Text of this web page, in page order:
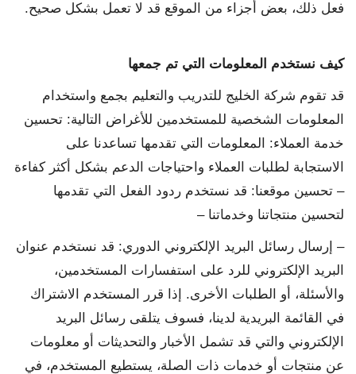
فعل ذلك، بعض أجزاء من الموقع قد لا تعمل بشكل صحيح.
كيف نستخدم المعلومات التي تم جمعها
قد تقوم شركة الخليج للتدريب والتعليم بجمع واستخدام
المعلومات الشخصية للمستخدمين للأغراض التالية: تحسين
خدمة العملاء: المعلومات التي تقدمها تساعدنا على
الاستجابة لطلبات العملاء واحتياجات الدعم بشكل أكثر كفاءة
– تحسين موقعنا: قد نستخدم ردود الفعل التي تقدمها
لتحسين منتجاتنا وخدماتنا –
– إرسال رسائل البريد الإلكتروني الدوري: قد نستخدم عنوان
البريد الإلكتروني للرد على استفسارات المستخدمين،
والأسئلة، أو الطلبات الأخرى. إذا قرر المستخدم الاشتراك
في القائمة البريدية لدينا، فسوف يتلقى رسائل البريد
الإلكتروني والتي قد تشمل الأخبار والتحديثات أو معلومات
عن منتجات أو خدمات ذات الصلة، يستطيع المستخدم، في